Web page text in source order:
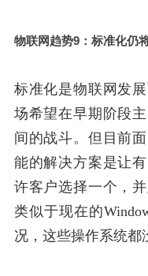
物联网趋势9：标准化仍
标准化是物联网发
场希望在早期阶段
间的战斗。但目前
能的解决方案是让
许客户选择一个，
类似于现在的
况，这些操作系统都